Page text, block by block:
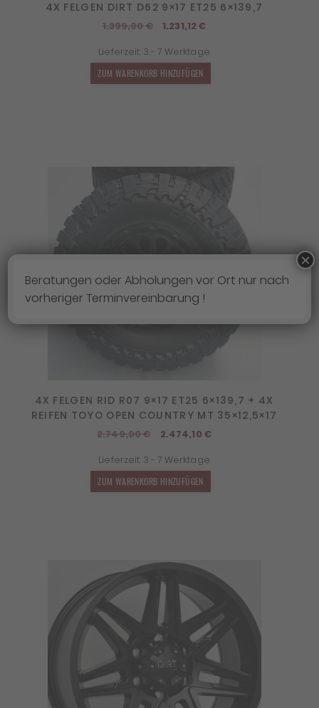
4X FELGEN DIRT D62 9×17 ET25 6×139,7
1.399,00€
Ursprünglicher
war:
1.399,00 €
1.231,12€Aktueller
ist:
Lieferzeit: 3 - 7 Werktage
ZUM WARENKORB HINZUFÜGEN
4X FELGEN RID R07 9×17 ET25 6×139,7 + 4X
REIFEN TOYO OPEN COUNTRY MT 35×12,5×17
2.749,00€
Ursprünglicher
war:
2.749,00 €
2.474,10 €Aktueller
Lieferzeit: 3 - 7 Werktage
ZUM WARENKORB HINZUFÜGEN
Beratungen oder Abholungen vor Ort nur nach
vorheriger Terminvereinbarung !
×